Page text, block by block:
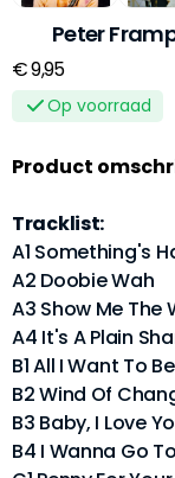
Peter
€ 9,95
Op voorraad
Product
Tracklist:
A1 Something's
A2 Doobie Wah
A3 Show Me The
A4 It's A Plain
B1 All I Want To
B2 Wind Of
B3 Baby, I Love
B4 I Wanna Go